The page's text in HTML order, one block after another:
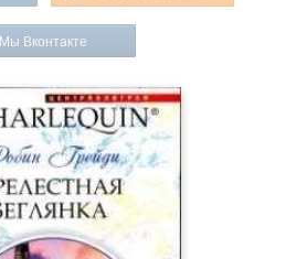
Мы Вконтакте